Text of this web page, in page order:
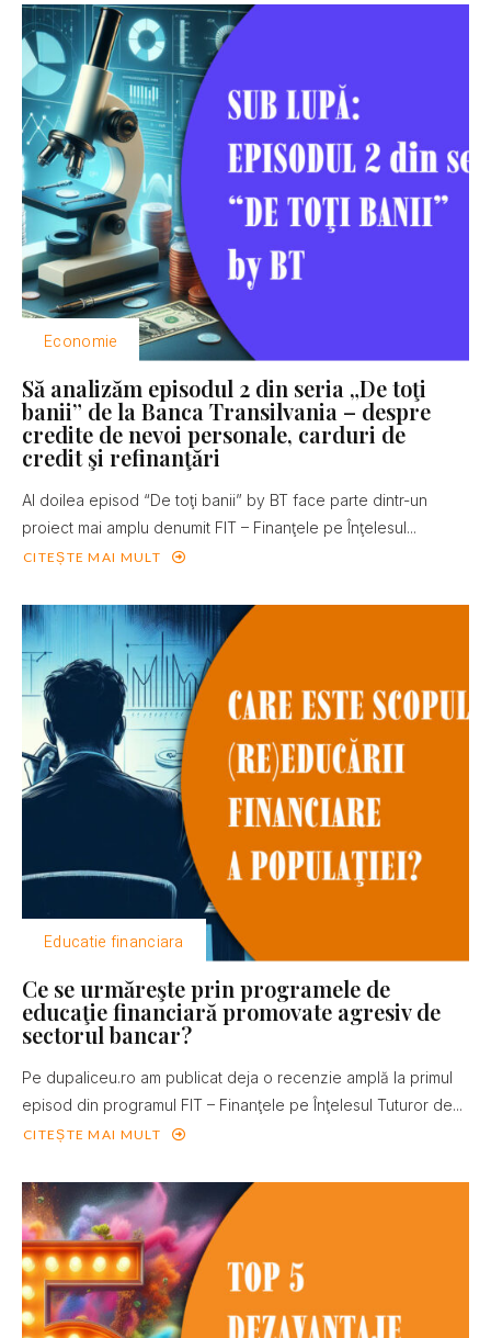
Economie
Să analizăm episodul 2 din seria „De toţi
banii” de la Banca Transilvania – despre
credite de nevoi personale, carduri de
credit şi refinanţări
Al doilea episod “De toţi banii” by BT face parte dintr-un
proiect mai amplu denumit FIT – Finanţele pe Înţelesul...
CITEȘTE MAI MULT
Educatie financiara
Ce se urmăreşte prin programele de
educaţie financiară promovate agresiv de
sectorul bancar?
Pe dupaliceu.ro am publicat deja o recenzie amplă la primul
episod din programul FIT – Finanţele pe Înţelesul Tuturor de...
CITEȘTE MAI MULT